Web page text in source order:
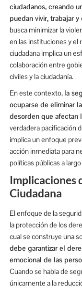
ciudadanos, creando
puedan vivir, trabajar y
busca minimizar la
en las instituciones y el
ciudadana implica un
colaboración entre
civiles y la ciudadanía.
En este contexto, la
ocuparse de eliminar
desorden que afectan
verdadera pacificación
implica un enfoque
acción inmediata para
políticas públicas a
Implicaciones
Ciudadana
El enfoque de la
la protección de los
cual se construye una
debe garantizar el
emocional de las
Cuando se habla de
únicamente a la